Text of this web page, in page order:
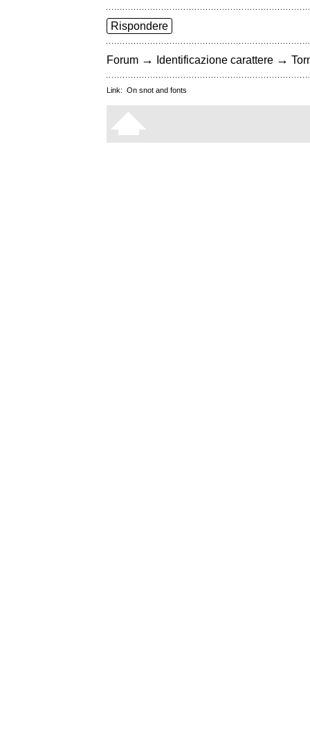
Rispondere
Forum → Identificazione carattere →
Link: On snot and fonts